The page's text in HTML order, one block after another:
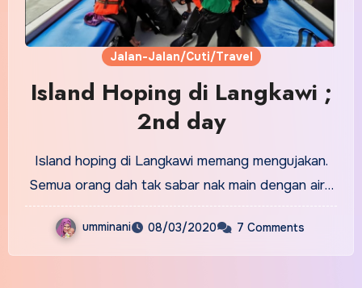
Jalan-Jalan/Cuti/Travel
Island Hoping di Langkawi ;
2nd day
Island hoping di Langkawi memang mengujakan.
Semua orang dah tak sabar nak main dengan air…
umminani 08/03/2020 7 Comments